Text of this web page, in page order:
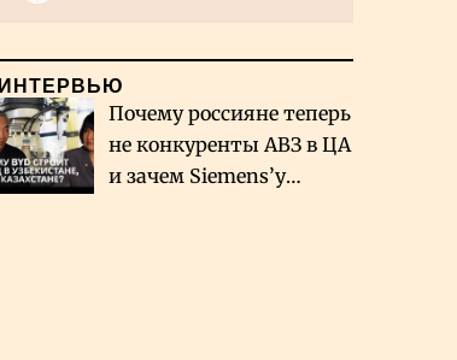
ИНТЕРВЬЮ
Почему россияне теперь
не конкуренты АВЗ в ЦА
и зачем Siemens’у